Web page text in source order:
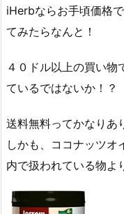
iHerbならお手頃価格
てみたらなんと！
４０ドル以上の買い物
ているではないか！？
送料無料ってかなりあ
しかも、ココナッツオ
内で扱われている物よ